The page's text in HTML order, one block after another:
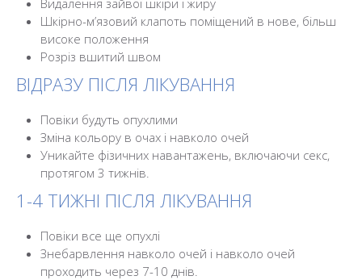
Видалення зайвої шкіри і жиру
Шкірно-м’язовий клапоть поміщений в нове, більш
високе положення
Розріз вшитий швом
ВІДРАЗУ ПІСЛЯ ЛІКУВАННЯ
Повіки будуть опухлими
Зміна кольору в очах і навколо очей
Уникайте фізичних навантажень, включаючи секс,
протягом 3 тижнів.
1-4 ТИЖНІ ПІСЛЯ ЛІКУВАННЯ
Повіки все ще опухлі
Знебарвлення навколо очей і навколо очей
проходить через 7-10 днів.